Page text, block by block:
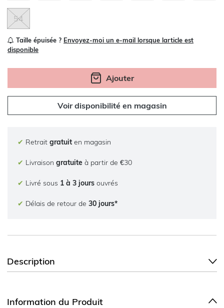
54
Taille épuisée ? Envoyez-moi un e-mail lorsque larticle est
disponible
Ajouter
Voir disponibilité en magasin
✔ Retrait gratuit en magasin
✔ Livraison gratuite à partir de €30
✔ Livré sous 1 à 3 jours ouvrés
✔ Délais de retour de 30 jours*
Description
Information du Produit